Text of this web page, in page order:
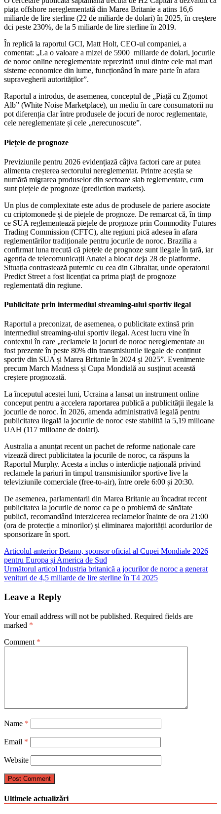
piața offshore nereglementată din Marea Britanie a atins 16,6
miliarde de lire sterline (22 de miliarde de dolari) în 2025, în creștere
dci peste 230%, de la 5 miliarde de lire sterline în 2019.
În replică la raportul GCI, Matt Holt, CEO-ul companiei, a
comentat: „La o valoare a mizei de 5900 miliarde de dolari, jocurile
de noroc online nereglementate reprezintă unul dintre cele mai mari
sisteme economice din lume, funcționând în mare parte în afara
supravegherii autorităților”.
Raportul a introdus, de asemenea, conceptul de „Piață cu Zgomot
Alb” (White Noise Marketplace), un mediu în care consumatorii nu
pot diferenția clar între produsele de jocuri de noroc reglementate,
cele nereglementate și cele „nerecunoscute”.
Piețele de prognoze
Previziunile pentru 2026 evidențiază câțiva factori care ar putea
alimenta creșterea sectorului nereglementat. Printre aceștia se
numără migrarea produselor din sectoare slab reglementate, cum
sunt piețele de prognoze (prediction markets).
Un plus de complexitate este adus de produsele de pariere asociate
cu criptomonede și de piețele de prognoze. De remarcat că, în timp
ce SUA reglementează piețele de prognoze prin Commodity Futures
Trading Commission (CFTC), alte regiuni pică adesea în afara
reglementărilor tradiționale pentru jocurile de noroc. Brazilia a
confirmat luna trecută că piețele de prognoze sunt ilegale în țară, iar
agenția de telecomunicații Anatel a blocat deja 28 de platforme.
Situația contrastează puternic cu cea din Gibraltar, unde operatorul
Predict Street a fost licențiat ca prima piață de prognoze
reglementată din regiune.
Publicitate prin intermediul streaming-ului sportiv ilegal
Raportul a preconizat, de asemenea, o publicitate extinsă prin
intermediul streaming-ului sportiv ilegal. Acest lucru vine în
contextul în care „reclamele la jocuri de noroc nereglementate au
fost prezente în peste 80% din transmisiunile ilegale de conținut
sportiv din SUA și Marea Britanie în 2024 și 2025”. Evenimente
precum March Madness și Cupa Mondială au susținut această
creștere prognozată.
La începutul acestei luni, Ucraina a lansat un instrument online
conceput pentru a accelera raportarea publică a publicității ilegale la
jocurile de noroc. În 2026, amenda administrativă legală pentru
publicitatea ilegală la jocurile de noroc este stabilită la 5,19 milioane
UAH (117 milioane de dolari).
Australia a anunțat recent un pachet de reforme naționale care
vizează direct publicitatea la jocurile de noroc, ca răspuns la
Raportul Murphy. Acesta a inclus o interdicție națională privind
reclamele la pariuri în timpul transmisiunilor sportive live la
televiziunile comerciale (free-to-air), între orele 6:00 și 20:30.
De asemenea, parlamentarii din Marea Britanie au încadrat recent
publicitatea la jocurile de noroc ca pe o problemă de sănătate
publică, recomandând interzicerea reclamelor înainte de ora 21:00
(ora de protecție a minorilor) și eliminarea majorității acordurilor de
sponsorizare în sport.
Post
navigation
Articolul anterior Betano, sponsor oficial al Cupei Mondiale 2026
pentru Europa și America de Sud
Următorul articol Industria britanică a jocurilor de noroc a generat
venituri de 4,5 miliarde de lire sterline în T4 2025
Leave a Reply
Your email address will not be published. Required fields are
marked *
Comment *
Name *
Email *
Website
Ultimele actualizări